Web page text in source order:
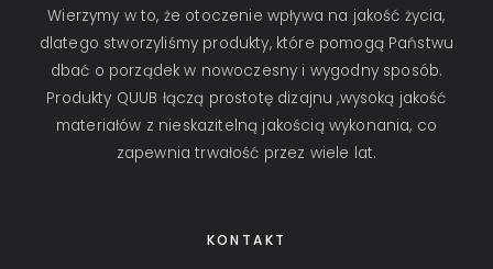
Wierzymy w to, że otoczenie wpływa na jakość życia,
dlatego stworzyliśmy produkty, które pomogą Państwu
dbać o porządek w nowoczesny i wygodny sposób.
Produkty QUUB łączą prostotę dizajnu ,wysoką jakość
materiałów z nieskazitelną jakością wykonania, co
zapewnia trwałość przez wiele lat.
KONTAKT